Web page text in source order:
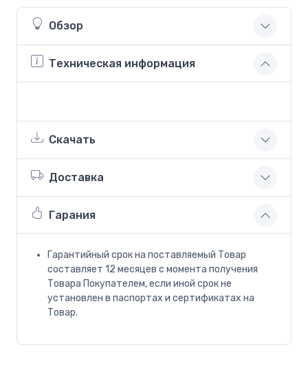
Обзор
Техническая информация
Скачать
Доставка
Гарания
Гарантийный срок на поставляемый Товар
составляет 12 месяцев с момента получения
Товара Покупателем, если иной срок не
установлен в паспортах и сертификатах на
Товар.